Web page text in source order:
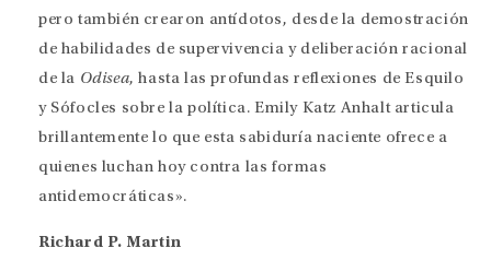
pero también crearon antídotos, desde la demostración
de habilidades de supervivencia y deliberación racional
de la Odisea, hasta las profundas reflexiones de Esquilo
y Sófocles sobre la política. Emily Katz Anhalt articula
brillantemente lo que esta sabiduría naciente ofrece a
quienes luchan hoy contra las formas
antidemocráticas».
Richard P. Martin